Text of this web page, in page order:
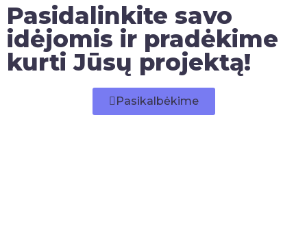
Pasidalinkite savo
idėjomis ir pradėkime
kurti Jūsų projektą!
Pasikalbėkime